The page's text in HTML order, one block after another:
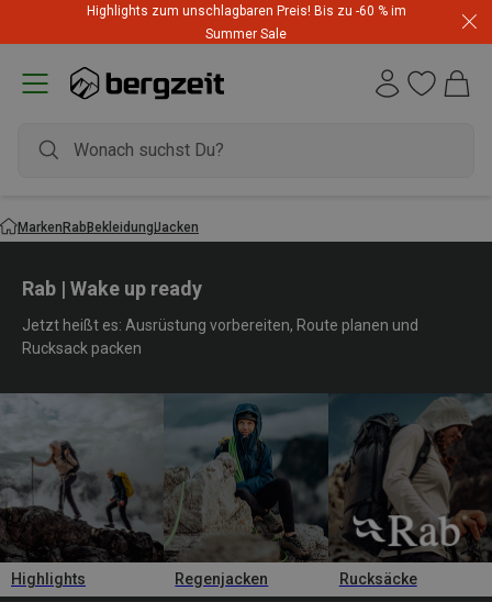
Highlights zum unschlagbaren Preis! Bis zu -60 % im
Summer Sale
MarkenRabBekleidungJacken
Rab | Wake up ready
Jetzt heißt es: Ausrüstung vorbereiten, Route planen und
Rucksack packen
Highlights Regenjacken Rucksäcke